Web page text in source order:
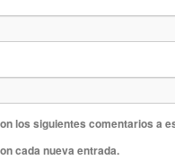
los siguientes comentarios a
cada nueva entrada.